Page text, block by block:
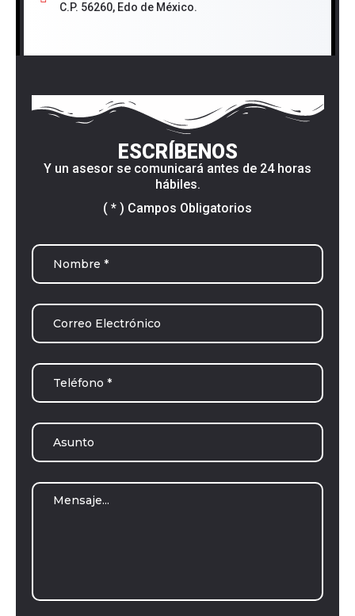
C.P. 56260, Edo de México.
ESCRÍBENOS
Y un asesor se comunicará antes de 24 horas
hábiles.
( * ) Campos Obligatorios